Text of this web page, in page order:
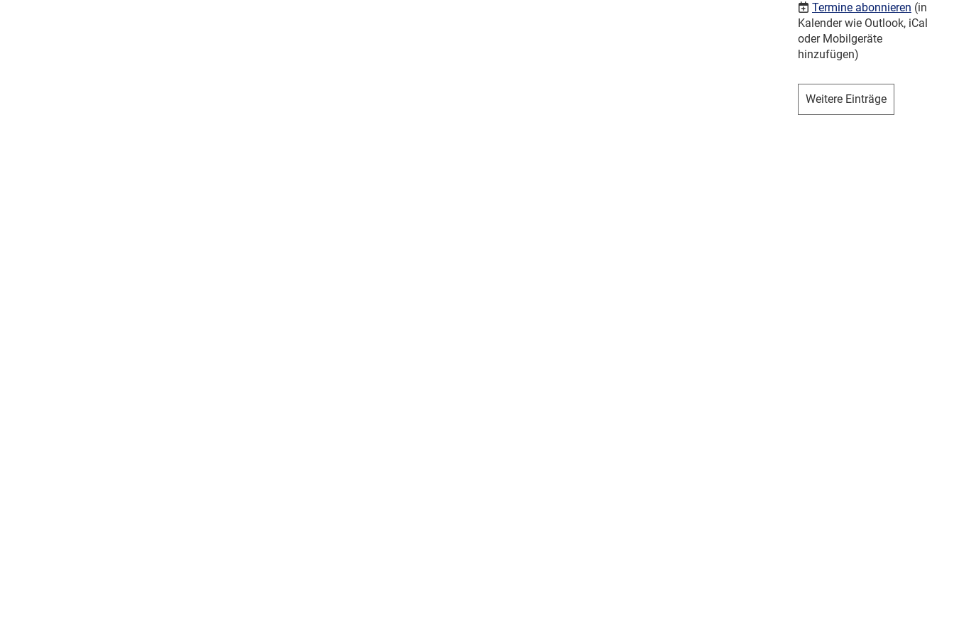
Termine abonnieren (in
Kalender wie Outlook, iCal
oder Mobilgeräte
hinzufügen)
Weitere Einträge